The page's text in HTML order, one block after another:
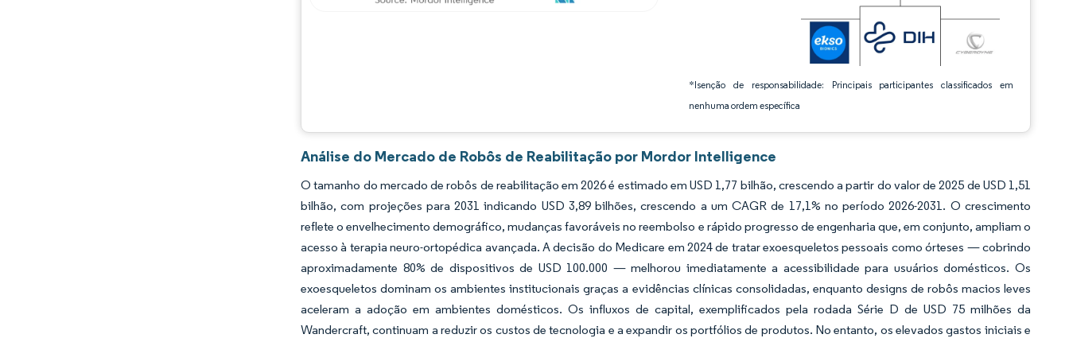
*Isenção de responsabilidade: Principais participantes classificados em
nenhuma ordem específica
Análise do Mercado de Robôs de Reabilitação por Mordor Intelligence
O tamanho do mercado de robôs de reabilitação em 2026 é estimado em USD 1,77 bilhão, crescendo a partir do valor de 2025 de USD 1,51
bilhão, com projeções para 2031 indicando USD 3,89 bilhões, crescendo a um CAGR de 17,1% no período 2026-2031. O crescimento
reflete o envelhecimento demográfico, mudanças favoráveis no reembolso e rápido progresso de engenharia que, em conjunto, ampliam o
acesso à terapia neuro-ortopédica avançada. A decisão do Medicare em 2024 de tratar exoesqueletos pessoais como órteses — cobrindo
aproximadamente 80% de dispositivos de USD 100.000 — melhorou imediatamente a acessibilidade para usuários domésticos. Os
exoesqueletos dominam os ambientes institucionais graças a evidências clínicas consolidadas, enquanto designs de robôs macios leves
aceleram a adoção em ambientes domésticos. Os influxos de capital, exemplificados pela rodada Série D de USD 75 milhões da
Wandercraft, continuam a reduzir os custos de tecnologia e a expandir os portfólios de produtos. No entanto, os elevados gastos iniciais e